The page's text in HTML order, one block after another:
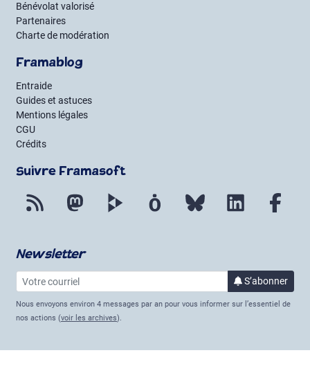
Bénévolat valorisé
Partenaires
Charte de modération
Framablog
Entraide
Guides et astuces
Mentions légales
CGU
Crédits
Suivre Framasoft
Flux RSS Mastodon PeerTube Mobilizon Bluesky LinkedIn
Newsletter
Votre courriel S’abonnerà la
Nous envoyons environ 4 messages par an pour vous informer sur l’essentiel de
nos actions (voir les archives).